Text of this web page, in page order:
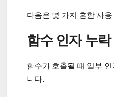
다음은 몇 가지 흔한 사
함수 인자 누락
함수가 호출될 때 일부
니다.